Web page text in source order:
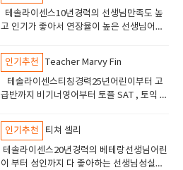
테솔라이센스10년경력의 선생님만족도 높
고 인기가 좋아서 연장율이 높은 선생님어린
음
인기추천
Teacher Marvy Fin
테솔라이센스티칭경력25년어린이부터 고
급반까지 비기너영어부터 토플 SAT , 토익 오
도가 아주높음
인기추천
티쳐 셀리
테솔라이센스20년경력의 베테랑선생님어린
이 부터 성인까지 다 좋아하는 선생님성실의